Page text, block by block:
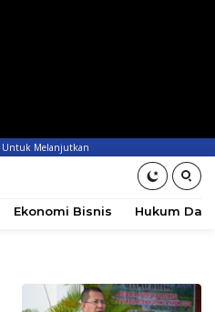
Untuk Melanjutkan
Ekonomi Bisnis Hukum